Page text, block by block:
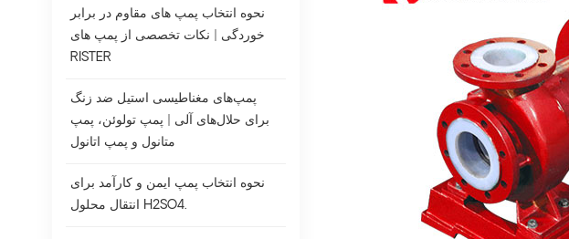
نحوه انتخاب پمپ های مقاوم در برابر
خوردگی | نکات تخصصی از پمپ های
RISTER
پمپ‌های مغناطیسی استیل ضد زنگ
برای حلال‌های آلی | پمپ تولوئن، پمپ
متانول و پمپ اتانول
نحوه انتخاب پمپ ایمن و کارآمد برای
انتقال محلول H2SO4.